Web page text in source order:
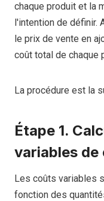
chaque produit et la
l'intention de définir.
le prix de vente en
coût total de chaque
La procédure est la
Étape 1.
variables de
Les coûts variables
fonction des